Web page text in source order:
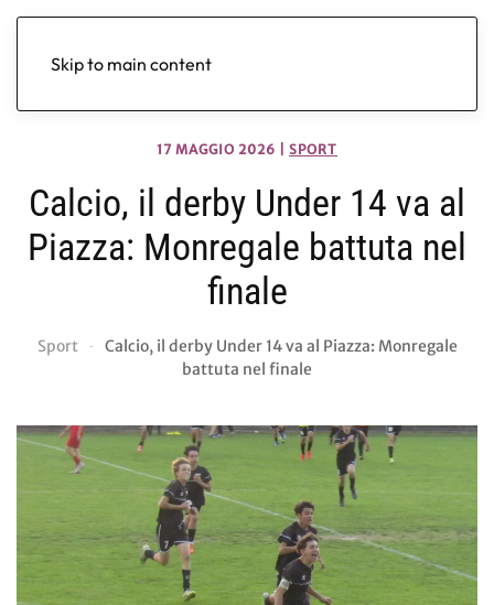
Skip to main content
17 MAGGIO 2026 SPORT
Calcio, il derby Under 14 va al
Piazza: Monregale battuta nel
finale
Sport
Calcio, il derby Under 14 va al Piazza: Monregale
battuta nel finale